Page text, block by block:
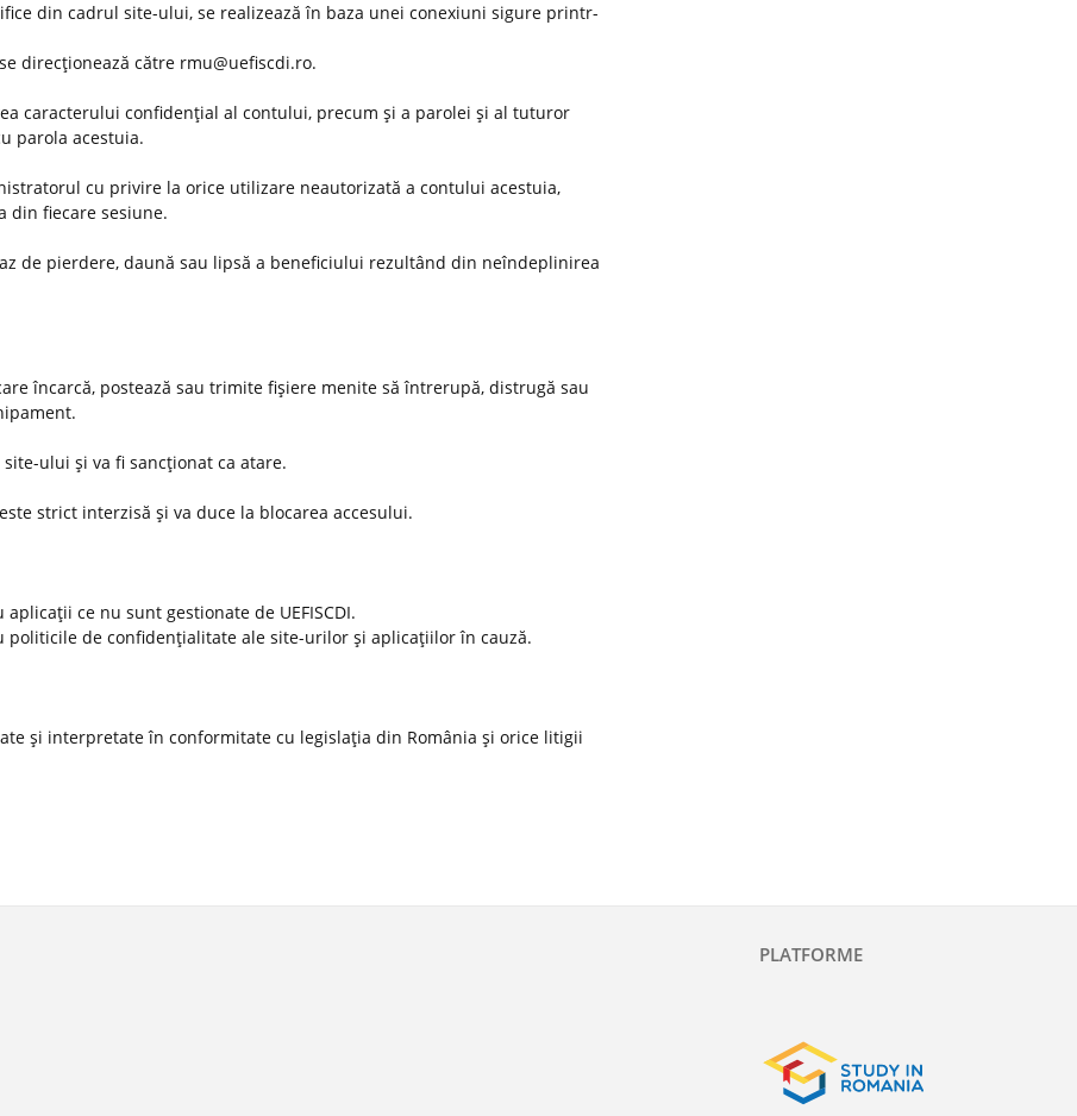
din cadrul site-ului, se realizează în baza unei conexiuni sigure printr-
direcţionează către rmu@uefiscdi.ro.
caracterului confidenţial al contului, precum şi a parolei şi al tuturor
parola acestuia.
cu privire la orice utilizare neautorizată a contului acestuia,
din fiecare sesiune.
de pierdere, daună sau lipsă a beneficiului rezultând din neîndeplinirea
încarcă, postează sau trimite fişiere menite să întrerupă, distrugă sau
ului şi va fi sancţionat ca atare.
strict interzisă şi va duce la blocarea accesului.
ce nu sunt gestionate de UEFISCDI.
politicile de confidenţialitate ale site-urilor şi aplicaţiilor în cauză.
şi interpretate în conformitate cu legislaţia din România şi orice litigii
PLATFORME